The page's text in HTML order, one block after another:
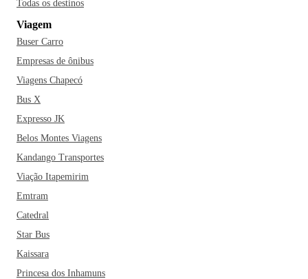
Todas os destinos
Viagem
Buser Carro
Empresas de ônibus
Viagens Chapecó
Bus X
Expresso JK
Belos Montes Viagens
Kandango Transportes
Viação Itapemirim
Emtram
Catedral
Star Bus
Kaissara
Princesa dos Inhamuns